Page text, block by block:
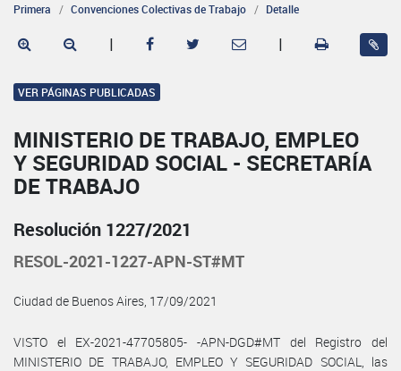
Primera Convenciones Colectivas de Trabajo Detalle
| |
VER PÁGINAS PUBLICADAS
MINISTERIO DE TRABAJO, EMPLEO
Y SEGURIDAD SOCIAL - SECRETARÍA
DE TRABAJO
Resolución 1227/2021
RESOL-2021-1227-APN-ST#MT
Ciudad de Buenos Aires, 17/09/2021
VISTO el EX-2021-47705805- -APN-DGD#MT del Registro del
MINISTERIO DE TRABAJO, EMPLEO Y SEGURIDAD SOCIAL, las